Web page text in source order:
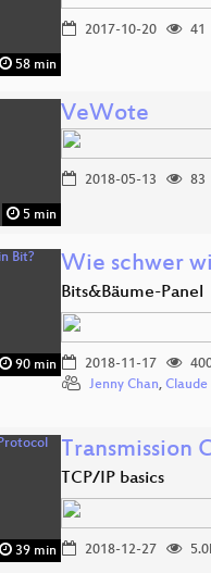
58 min
2017-10-20 41
5 min
VeWote
2018-05-13 83
90 min
Wie schwer
Bits&Bäume-Panel
2018-11-17
Jenny Chan,
39 min
Transmission
TCP/IP basics
2018-12-27